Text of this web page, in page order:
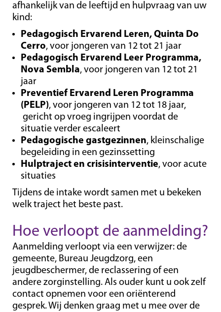
afhankelijk van de leeftijd en hulpvraag van uw
kind:
Pedagogisch Ervarend Leren, Quinta Do
Cerro, voor jongeren van 12 tot 21 jaar
Pedagogisch Ervarend Leer Programma,
Nova Sembla, voor jongeren van 12 tot 21
jaar
Preventief Ervarend Leren Programma
(PELP), voor jongeren van 12 tot 18 jaar,
gericht op vroeg ingrijpen voordat de
situatie verder escaleert
Pedagogische gastgezinnen, kleinschalige
begeleiding in een gezinssetting
Hulptraject en crisisinterventie, voor acute
situaties
Tijdens de intake wordt samen met u bekeken
welk traject het beste past.
Hoe verloopt de aanmelding?
Aanmelding verloopt via een verwijzer: de
gemeente, Bureau Jeugdzorg, een
jeugdbeschermer, de reclassering of een
andere zorginstelling. Als ouder kunt u ook zelf
contact opnemen voor een oriënterend
gesprek. Wij denken graag met u mee over de